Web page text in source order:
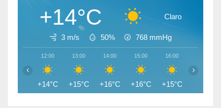
+14°C Claro
3 m/s 50% 768 mmHg
12:00
+14°C
13:00
+15°C
14:00
+16°C
15:00
+16°C
16:00
+15°C
‹ ›